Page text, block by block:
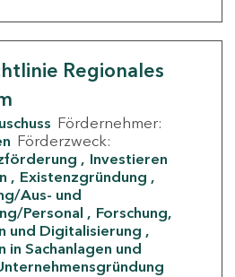
Regionales
Fördernehmer:
Förderzweck:
Investieren
Existenzgründung
Aus- und
Personal
Forschung,
und Digitalisierung
in Sachanlagen und